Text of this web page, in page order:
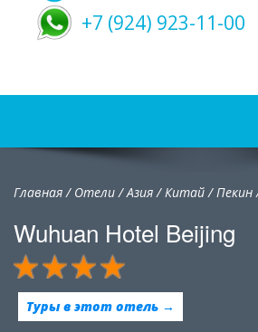
+7 (924) 923-11-00
Главная/ Отели/Азия/Китай/Пекин
Wuhuan Hotel Beijing
Туры в этот отель →